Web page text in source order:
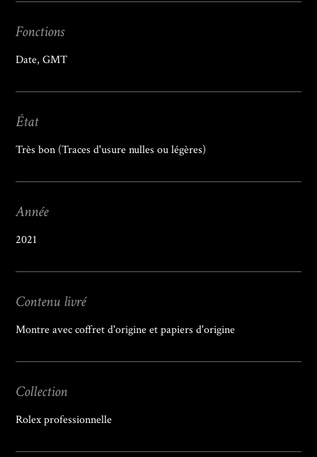
Fonctions
Date, GMT
État
Très bon (Traces d'usure nulles ou légères)
Année
2021
Contenu livré
Montre avec coffret d'origine et papiers d'origine
Collection
Rolex professionnelle